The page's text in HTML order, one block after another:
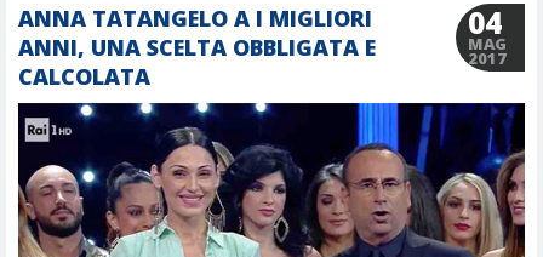
ANNA TATANGELO A I MIGLIORI
ANNI, UNA SCELTA OBBLIGATA E
CALCOLATA
04
MAG
2017